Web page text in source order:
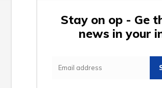
Stay on op - Ge
news in your